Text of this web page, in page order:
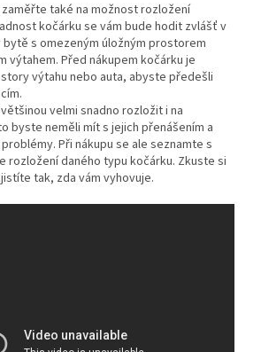
také na možnost rozložení
kočárku se vám bude hodit zvlášť v
s omezeným úložným prostorem
výtahem. Před nákupem kočárku je
výtahu nebo auta, abyste předešli
velmi snadno rozložit i na
byste neměli mít s jejich přenášením a
Při nákupu se ale seznamte s
rozložení daného typu kočárku. Zkuste si
tak, zda vám vyhovuje.